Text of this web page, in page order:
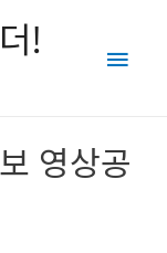
!
Main
영상공